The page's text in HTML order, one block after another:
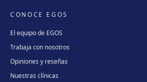
CONOCE EGOS
El equipo de EGOS
Trabaja con nosotros
Opiniones y reseñas
Nuestras clínicas